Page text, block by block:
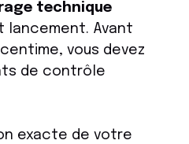
technique
lancement. Avant
vous devez
de contrôle
exacte de votre